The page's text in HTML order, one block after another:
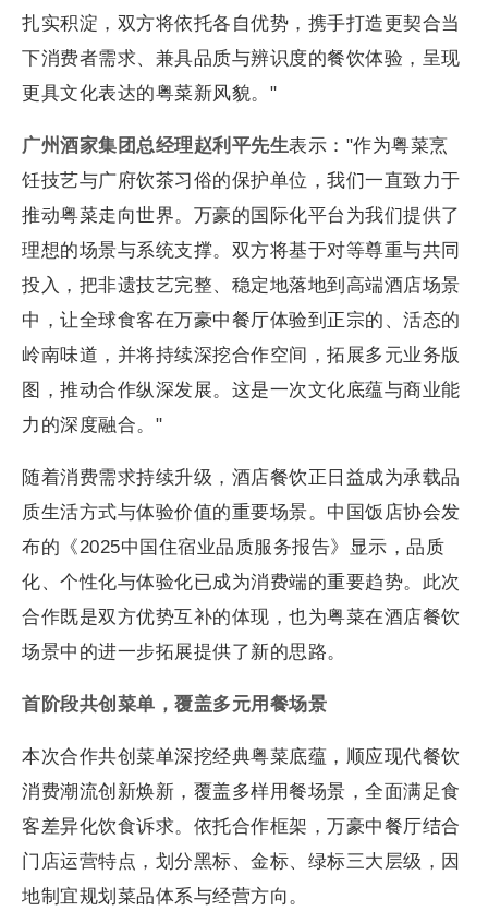
扎实积淀，双方将依托各自优势，携手打造更契合当
下消费者需求、兼具品质与辨识度的餐饮体验，呈现
更具文化表达的粤菜新风貌。"
广州酒家集团总经理赵利平先生表示："作为粤菜烹
饪技艺与广府饮茶习俗的保护单位，我们一直致力于
推动粤菜走向世界。万豪的国际化平台为我们提供了
理想的场景与系统支撑。双方将基于对等尊重与共同
投入，把非遗技艺完整、稳定地落地到高端酒店场景
中，让全球食客在万豪中餐厅体验到正宗的、活态的
岭南味道，并将持续深挖合作空间，拓展多元业务版
图，推动合作纵深发展。这是一次文化底蕴与商业能
力的深度融合。"
随着消费需求持续升级，酒店餐饮正日益成为承载品
质生活方式与体验价值的重要场景。中国饭店协会发
布的《2025中国住宿业品质服务报告》显示，品质
化、个性化与体验化已成为消费端的重要趋势。此次
合作既是双方优势互补的体现，也为粤菜在酒店餐饮
场景中的进一步拓展提供了新的思路。
首阶段共创菜单，覆盖多元用餐场景
本次合作共创菜单深挖经典粤菜底蕴，顺应现代餐饮
消费潮流创新焕新，覆盖多样用餐场景，全面满足食
客差异化饮食诉求。依托合作框架，万豪中餐厅结合
门店运营特点，划分黑标、金标、绿标三大层级，因
地制宜规划菜品体系与经营方向。